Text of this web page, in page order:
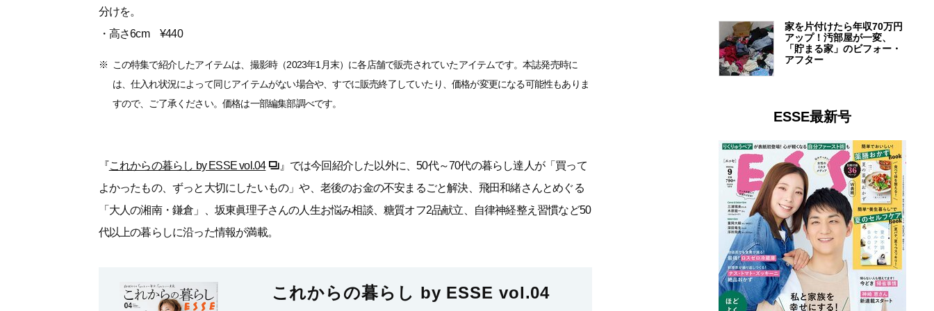
分けを。
・高さ6cm ¥440
この特集で紹介したアイテムは、撮影時（2023年1月末）に各店舗で販売されていたアイテムです。本誌発売時に
は、仕入れ状況によって同じアイテムがない場合や、すでに販売終了していたり、価格が変更になる可能性もありま
すので、ご了承ください。価格は一部編集部調べです。
『これからの暮らし by ESSE vol.04
』では今回紹介した以外に、50代～70代の暮らし達人が「買って
よかったもの、ずっと大切にしたいもの」や、老後のお金の不安まるごと解決、飛田和緒さんとめぐる
「大人の湘南・鎌倉」、坂東眞理子さんの人生お悩み相談、糖質オフ2品献立、自律神経整え習慣など50
代以上の暮らしに沿った情報が満載。
これからの暮らし by ESSE vol.04
家を片付けたら年収70万円
アップ！汚部屋が一変、
「貯まる家」のビフォー・
アフター
ESSE最新号